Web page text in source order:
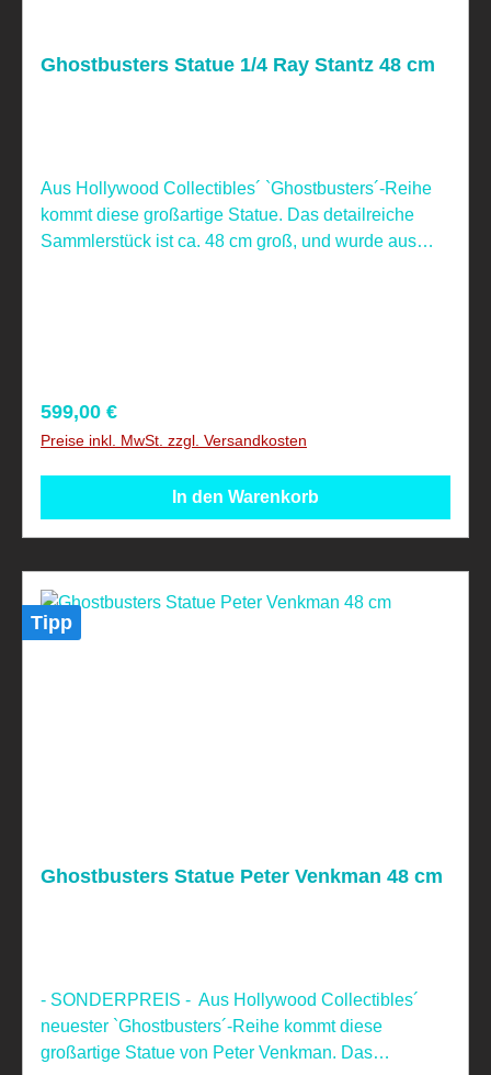
Ghostbusters Statue 1/4 Ray Stantz 48 cm
Aus Hollywood Collectibles´ `Ghostbusters´-Reihe
kommt diese großartige Statue. Das detailreiche
Sammlerstück ist ca. 48 cm groß, und wurde aus
Regulärer Preis:
599,00 €
Preise inkl. MwSt. zzgl. Versandkosten
In den Warenkorb
Tipp
Ghostbusters Statue Peter Venkman 48 cm
- SONDERPREIS - Aus Hollywood Collectibles´
neuester `Ghostbusters´-Reihe kommt diese
großartige Statue von Peter Venkman. Das